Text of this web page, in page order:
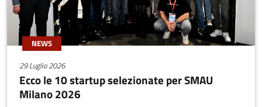
NEWS
29 Luglio 2026
Ecco le 10 startup selezionate per SMAU
Milano 2026